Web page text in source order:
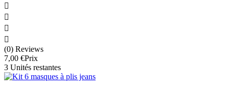




(0) Reviews
7,00 €Prix
3 Unités restantes